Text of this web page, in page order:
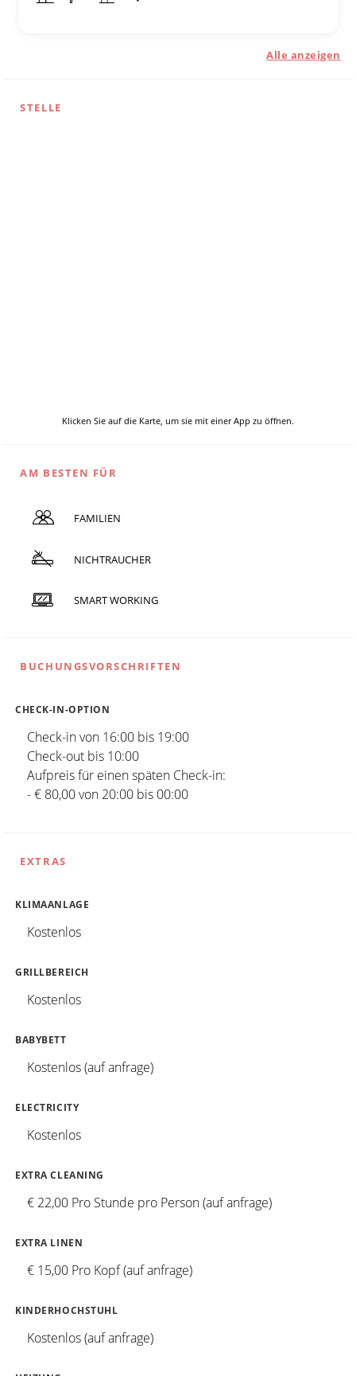
Alle anzeigen
STELLE
Klicken Sie auf die Karte, um sie mit einer App zu öffnen.
AM BESTEN FÜR
FAMILIEN
NICHTRAUCHER
SMART WORKING
BUCHUNGSVORSCHRIFTEN
CHECK-IN-OPTION
Check-in von 16:00 bis 19:00
Check-out bis 10:00
Aufpreis für einen späten Check-in:
- € 80,00 von 20:00 bis 00:00
EXTRAS
KLIMAANLAGE
Kostenlos
GRILLBEREICH
Kostenlos
BABYBETT
Kostenlos (auf anfrage)
ELECTRICITY
Kostenlos
EXTRA CLEANING
€ 22,00 Pro Stunde pro Person (auf anfrage)
EXTRA LINEN
€ 15,00 Pro Kopf (auf anfrage)
KINDERHOCHSTUHL
Kostenlos (auf anfrage)